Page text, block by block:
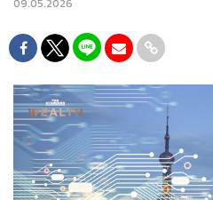
09.05.2026